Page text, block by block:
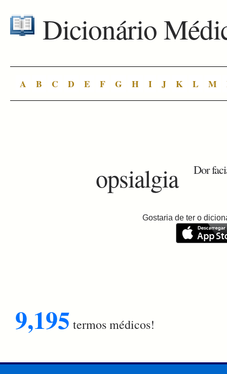
Dicionário
A B C D E F G H I J K L M
opsialgia Dor
Gostaria de ter o
9,195 termos médicos!